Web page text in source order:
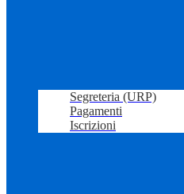
Segreteria (URP)
Pagamenti
Iscrizioni